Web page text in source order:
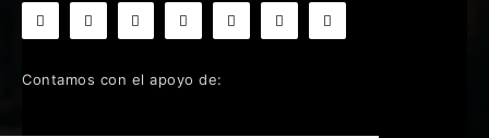
Contamos con el apoyo de: